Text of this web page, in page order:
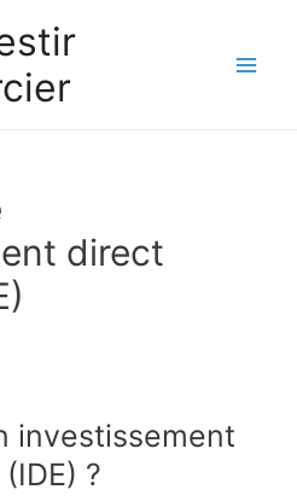
direct
investissement
?